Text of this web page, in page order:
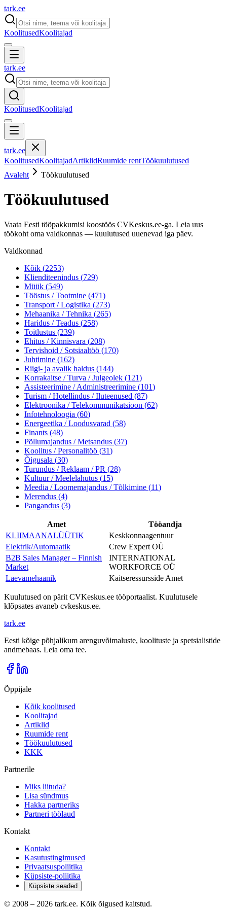
tark.ee
KoolitusedKoolitajad
tark.ee
KoolitusedKoolitajad
tark.ee
KoolitusedKoolitajadArtiklidRuumide rentTöökuulutused
Avaleht
Töökuulutused
Töökuulutused
Vaata Eesti tööpakkumisi koostöös CVKeskus.ee-ga. Leia uus
töökoht oma valdkonnas — kuulutused uuenevad iga päev.
Valdkonnad
Kõik (2253)
Klienditeenindus (729)
Müük (549)
Tööstus / Tootmine (471)
Transport / Logistika (273)
Mehaanika / Tehnika (265)
Haridus / Teadus (258)
Toitlustus (239)
Ehitus / Kinnisvara (208)
Tervishoid / Sotsiaaltöö (170)
Juhtimine (162)
Riigi- ja avalik haldus (144)
Korrakaitse / Turva / Julgeolek (121)
Assisteerimine / Administreerimine (101)
Turism / Hotellindus / Iluteenused (87)
Elektroonika / Telekommunikatsioon (62)
Infotehnoloogia (60)
Energeetika / Loodusvarad (58)
Finants (48)
Põllumajandus / Metsandus (37)
Koolitus / Personalitöö (31)
Õigusala (30)
Turundus / Reklaam / PR (28)
Kultuur / Meelelahutus (15)
Meedia / Loomemajandus / Tõlkimine (11)
Merendus (4)
Pangandus (3)
Amet
Tööandja
KLIIMAANALÜÜTIK
Keskkonnaagentuur
Elektrik/Automaatik
Crew Expert OÜ
B2B Sales Manager – Finnish
Market
INTERNATIONAL
WORKFORCE OÜ
Laevamehaanik
Kaitseressursside Amet
Kuulutused on pärit CVKeskus.ee tööportaalist. Kuulutusele
klõpsates avaneb cvkeskus.ee.
tark.ee
Eesti kõige põhjalikum arenguvõimaluste, koolituste ja spetsialistide
andmebaas. Leia oma tee.
Õppijale
Kõik koolitused
Koolitajad
Artiklid
Ruumide rent
Töökuulutused
KKK
Partnerile
Miks liituda?
Lisa sündmus
Hakka partneriks
Partneri töölaud
Kontakt
Kontakt
Kasutustingimused
Privaatsuspoliitika
Küpsiste-poliitika
Küpsiste seaded
© 2008 – 2026 tark.ee. Kõik õigused kaitstud.